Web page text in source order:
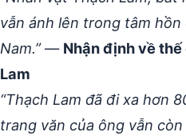
vẫn ánh lên trong tâm
Nam.”— Nhận định về
Lam
“Thạch Lam đã đi xa hơn
trang văn của ông vẫn